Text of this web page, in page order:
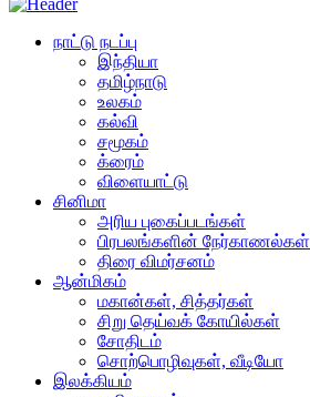
நாட்டு நடப்பு
இந்தியா
தமிழ்நாடு
உலகம்
கல்வி
சமூகம்
க்ரைம்
விளையாட்டு
சினிமா
அரிய புகைப்படங்கள்
பிரபலங்களின் நேர்காணல்கள்
திரை விமர்சனம்
ஆன்மிகம்
மகான்கள், சித்தர்கள்
சிறு தெய்வக் கோயில்கள்
சோதிடம்
சொற்பொழிவுகள், வீடியோ
இலக்கியம்